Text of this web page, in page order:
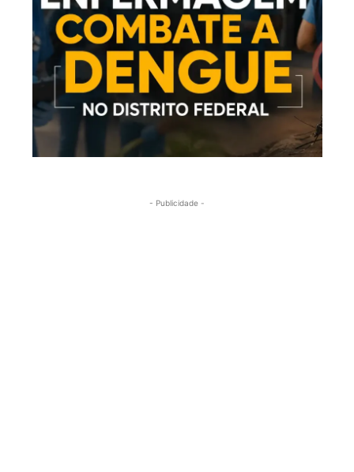
- Publicidade -